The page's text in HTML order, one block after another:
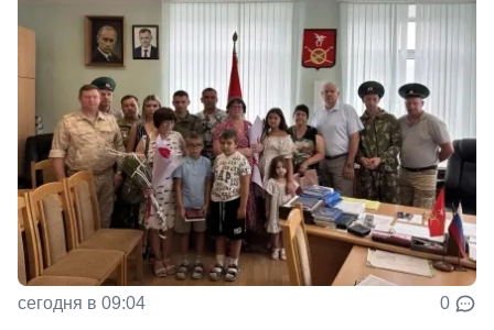
сегодня в 09:04 0